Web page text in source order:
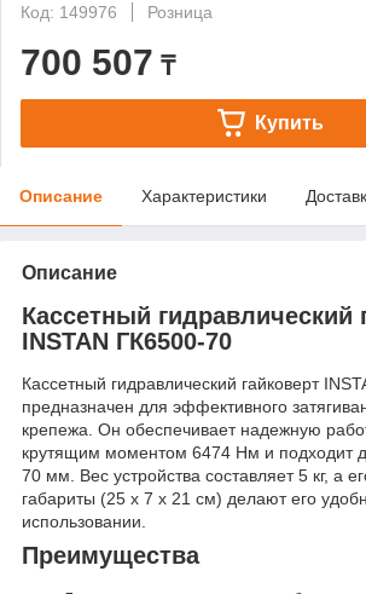
Код: 149976
Розница
700 507 ₸
Купить
Описание Характеристики
Описание
Кассетный гидравлический
INSTAN ГК6500-70
Кассетный гидравлический гайковерт
предназначен для эффективного
крепежа. Он обеспечивает надежную
крутящим моментом 6474 Нм и подходит
70 мм. Вес устройства составляет 5 кг, а
габариты (25 х 7 х 21 см) делают его
использовании.
Преимущества